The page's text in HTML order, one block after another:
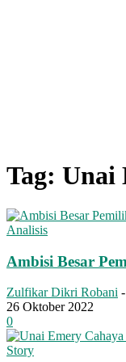
Tag: Unai
Analisis
Ambisi Besar
Zulfikar Dikri Robani -
26 Oktober 2022
0
Story